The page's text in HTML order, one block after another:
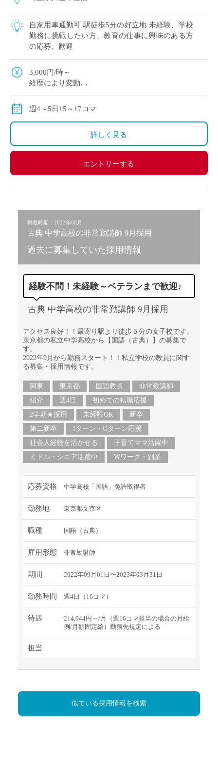
自家用車通勤可 駅徒歩5分の好立地 未経験、学校
勤務に挑戦したい方、教育の仕事に興味のある方
の応募、歓迎
3,000円/時～
経歴により変動
週4～5日15～17コマ
詳しく見る
エントリーする
掲載時期：2022年08月
古典 中学高校の非常勤講師 9月採用
過去に募集していた採用情報
経験不問！未経験～ベテランまで歓迎♪
古典 中学高校の非常勤講師 9月採用
アクセス良好！！最寄り駅より徒歩５分の女子校です。
東京都の私立中学高校から【国語（古典）】の募集で
す。
2022年9月から勤務スタート！！私立学校の教員に関す
る募集・採用情報です。
関東 東京都 国語教員
非常勤講師
紹介
週4日
初めての転職応援
2学期★採用
未経験OK
新卒
第二新卒
Iターン・Uターン応援
社会人経験を活かせる
子育てママ活躍中
ミドル・シニア活躍中
Wワーク・副業
応募資格 中学高校「国語」免許取得者
勤務地 東京都文京区
職種 国語（古典）
雇用形態 非常勤講師
期間 2022年09月01日〜2023年03月31日
勤務時間 週4日（16コマ）
待遇
214,944円～/月（週16コマ担当の場合の月給
例/月額固定給）勤務先規定による
担当
似ている採用情報を検索